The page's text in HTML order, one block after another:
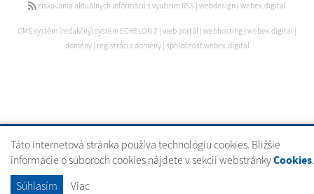
Táto internetová stránka používa technológiu cookies. Bližšie
informácie o súboroch cookies nájdete v sekcii webstránkyCookies.
Súhlasím
Viac
získavania aktuálnych informácií s využitím RSS webdesign webex.digital
CMS systém (redakčný) systém ECHELON 2 web portál webhosting webex.digital
domény| registrácia domény| spoločnosť webex.digital